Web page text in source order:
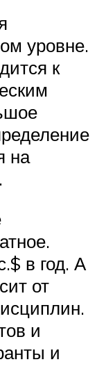
уровне.
к
на
в год. А
от
и
и